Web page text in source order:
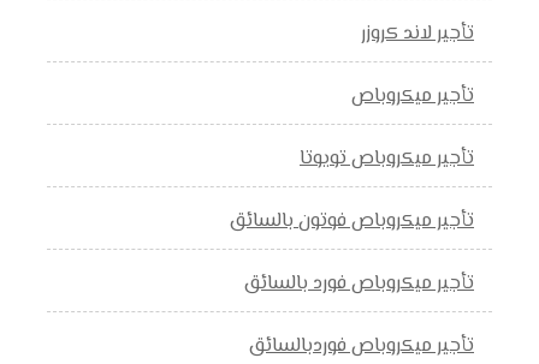
تأجير لاند كروزر
تأجير ميكروباص
تأجير ميكروباص تويوتا
تأجير ميكروباص فوتون بالسائق
تأجير ميكروباص فورد بالسائق
تأجير ميكروباص فوردبالسائق